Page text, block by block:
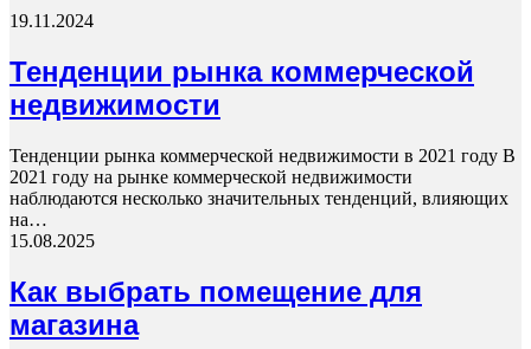
19.11.2024
Тенденции рынка коммерческой
недвижимости
Тенденции рынка коммерческой недвижимости в 2021 году В
2021 году на рынке коммерческой недвижимости
наблюдаются несколько значительных тенденций, влияющих
на…
15.08.2025
Как выбрать помещение для
магазина